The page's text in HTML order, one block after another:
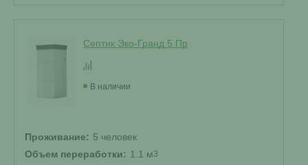
Септик Эко-Гранд 5 Пр
В наличии
Проживание: 5 человек
Объем переработки: 1.1 м3